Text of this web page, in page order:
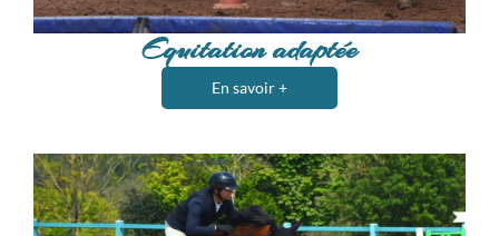
Equitation adaptée
En savoir +